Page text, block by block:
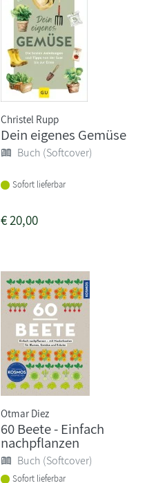
Christel Rupp
Dein eigenes Gemüse
Buch (Softcover)
Sofort lieferbar
€20,00
Otmar Diez
60 Beete - Einfach
nachpflanzen
Buch (Softcover)
Sofort lieferbar